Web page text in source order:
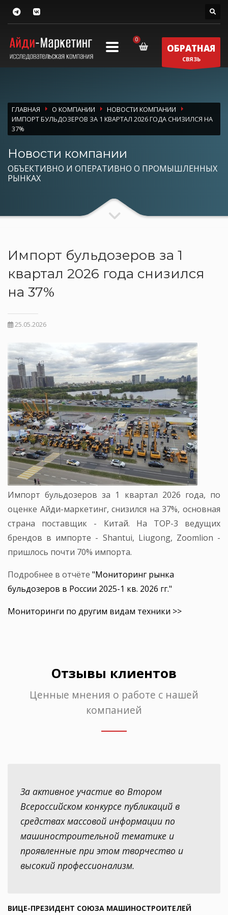
ОБРАТНАЯ
СВЯЗЬ
ГЛАВНАЯ О КОМПАНИИ
НОВОСТИ КОМПАНИИ
ИМПОРТ БУЛЬДОЗЕРОВ ЗА 1 КВАРТАЛ 2026 ГОДА СНИЗИЛСЯ НА
37%
Новости компании
ОБЪЕКТИВНО И ОПЕРАТИВНО О ПРОМЫШЛЕННЫХ
РЫНКАХ
Импорт бульдозеров за 1
квартал 2026 года снизился
на 37%
25.05.2026
Импорт бульдозеров за 1 квартал 2026 года, по
оценке Айди-маркетинг, снизился на 37%, основная
страна поставщик - Китай. На TOP-3 ведущих
брендов в импорте - Shantui, Liugong, Zoomlion -
пришлось почти 70% импорта.
Подробнее в отчёте "Мониторинг рынка
бульдозеров в России 2025-1 кв. 2026 гг."
Мониторинги по другим видам техники >>
Отзывы клиентов
Ценные мнения о работе с нашей
компанией
За активное участие во Втором
Всероссийском конкурсе публикаций в
средствах массовой информации по
машиностроительной тематике и
проявленные при этом творчество и
высокий профессионализм.
ВИЦЕ-ПРЕЗИДЕНТ СОЮЗА МАШИНОСТРОИТЕЛЕЙ